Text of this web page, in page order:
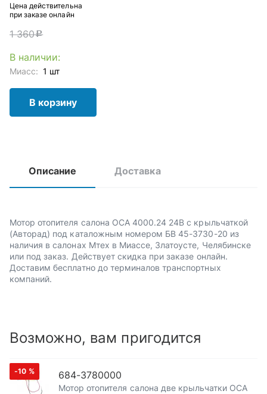
Цена действительна
при заказе онлайн
1 360c
В наличии:
Миасс: 1 шт
В корзину
Описание Доставка
Мотор отопителя салона ОСА 4000.24 24В с крыльчаткой
(Авторад) под каталожным номером БВ 45-3730-20 из
наличия в салонах Мтех в Миассе, Златоусте, Челябинске
или под заказ. Действует скидка при заказе онлайн.
Доставим бесплатно до терминалов транспортных
компаний.
Возможно, вам пригодится
-10 % 684-3780000
Мотор отопителя салона две крыльчатки ОСА